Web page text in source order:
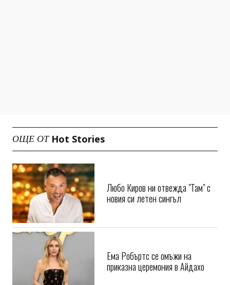
ОЩЕ ОТ Hot Stories
Любо Киров ни отвежда "Там" с
новия си летен сингъл
Ема Робъртс се омъжи на
приказна церемония в Айдахо